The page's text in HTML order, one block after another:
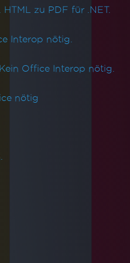
zu PDF für .NET.
Interop nötig.
Office Interop nötig.
nötig